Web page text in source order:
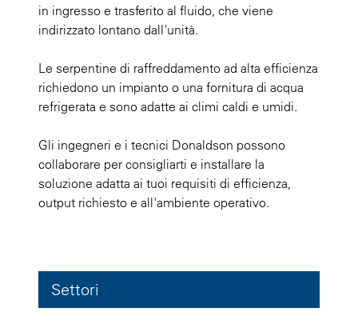
in ingresso e trasferito al fluido, che viene
indirizzato lontano dall'unità.
Le serpentine di raffreddamento ad alta efficienza
richiedono un impianto o una fornitura di acqua
refrigerata e sono adatte ai climi caldi e umidi.
Gli ingegneri e i tecnici Donaldson possono
collaborare per consigliarti e installare la
soluzione adatta ai tuoi requisiti di efficienza,
output richiesto e all'ambiente operativo.
Settori